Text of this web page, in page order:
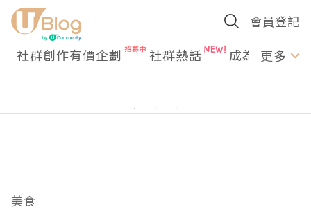
會員登記
社群創作有價企劃 社群熱話 成為U更多
美食